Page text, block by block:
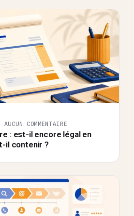
: est-il encore légal en
il contenir ?
AUCUN COMMENTAIRE